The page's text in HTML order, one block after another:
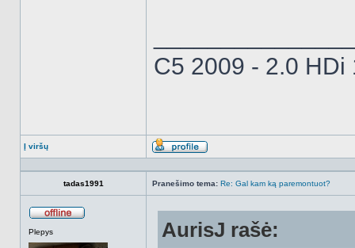
C5 2009 - 2.0 HDi
Į viršų
Aprašymas
tadas1991 Pranešimo tema: Re: Gal kam ką paremontuot?
Plepys
AurisJ rašė: